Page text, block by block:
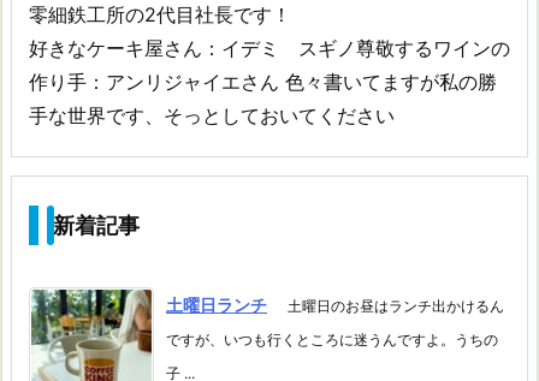
零細鉄工所の2代目社長です！
好きなケーキ屋さん：イデミ スギノ尊敬するワインの
作り手：アンリジャイエさん 色々書いてますが私の勝
手な世界です、そっとしておいてください
新着記事
土曜日ランチ
土曜日のお昼はランチ出かけるん
ですが、いつも行くところに迷うんですよ。うちの
子 ...